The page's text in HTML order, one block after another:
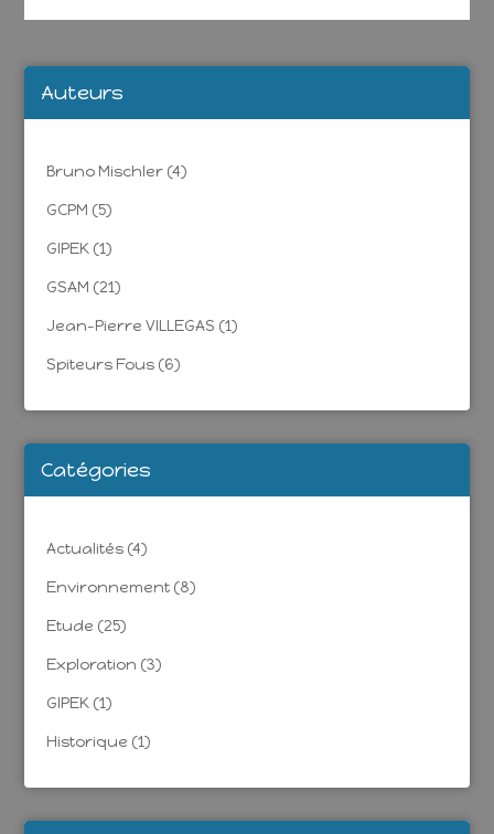
Auteurs
Bruno Mischler (4)
GCPM (5)
GIPEK (1)
GSAM (21)
Jean-Pierre VILLEGAS (1)
Spiteurs Fous (6)
Catégories
Actualités (4)
Environnement (8)
Etude (25)
Exploration (3)
GIPEK (1)
Historique (1)